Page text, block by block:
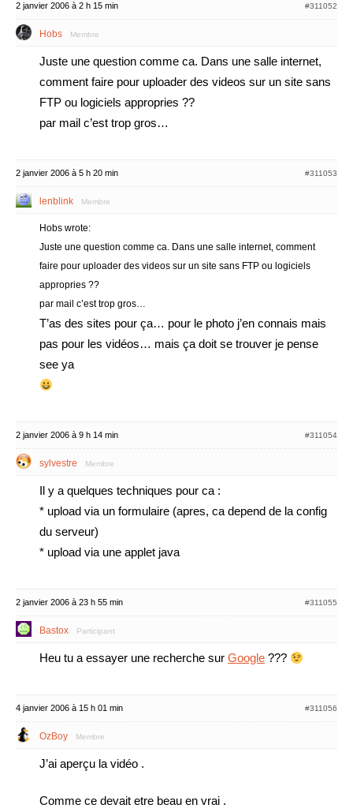
2 janvier 2006 à 2 h 15 min #311052
Hobs Membre
Juste une question comme ca. Dans une salle internet,
comment faire pour uploader des videos sur un site sans
FTP ou logiciels appropries ??
par mail c’est trop gros…
2 janvier 2006 à 5 h 20 min #311053
lenblink Membre
Hobs wrote:
Juste une question comme ca. Dans une salle internet, comment
faire pour uploader des videos sur un site sans FTP ou logiciels
appropries ??
par mail c’est trop gros…
T’as des sites pour ça… pour le photo j’en connais mais
pas pour les vidéos… mais ça doit se trouver je pense
see ya
2 janvier 2006 à 9 h 14 min #311054
sylvestre Membre
Il y a quelques techniques pour ca :
* upload via un formulaire (apres, ca depend de la config
du serveur)
* upload via une applet java
2 janvier 2006 à 23 h 55 min #311055
Bastox Participant
Heu tu a essayer une recherche sur Google ???
4 janvier 2006 à 15 h 01 min #311056
OzBoy Membre
J’ai aperçu la vidéo .
Comme ce devait etre beau en vrai .